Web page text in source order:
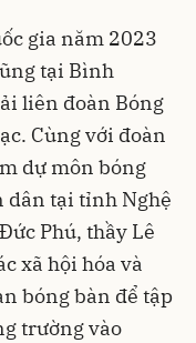
gia năm 2023
tại Bình
liên đoàn Bóng
Cùng với đoàn
dự môn bóng
dân tại tỉnh Nghệ
Phú, thầy Lê
xã hội hóa và
bóng bàn để tập
trường vào